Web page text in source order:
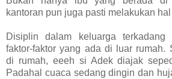
kantoran pun juga pasti melakukan
Disiplin dalam keluarga terkadang
faktor-faktor yang ada di luar rumah.
di rumah, eeeh si Adek diajak
Padahal cuaca sedang dingin dan